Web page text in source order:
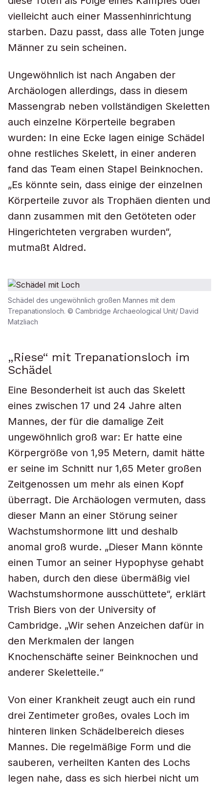
vielleicht auch einer Massenhinrichtung
starben. Dazu passt, dass alle Toten junge
Männer zu sein scheinen.
Ungewöhnlich ist nach Angaben der
Archäologen allerdings, dass in diesem
Massengrab neben vollständigen Skeletten
auch einzelne Körperteile begraben
wurden: In eine Ecke lagen einige Schädel
ohne restliches Skelett, in einer anderen
fand das Team einen Stapel Beinknochen.
„Es könnte sein, dass einige der einzelnen
Körperteile zuvor als Trophäen dienten und
dann zusammen mit den Getöteten oder
Hingerichteten vergraben wurden“,
mutmaßt Aldred.
Schädel des ungewöhnlich großen Mannes mit dem
Trepanationsloch. © Cambridge Archaeological Unit/ David
Matzliach
„Riese“ mit Trepanationsloch im
Schädel
Eine Besonderheit ist auch das Skelett
eines zwischen 17 und 24 Jahre alten
Mannes, der für die damalige Zeit
ungewöhnlich groß war: Er hatte eine
Körpergröße von 1,95 Metern, damit hätte
er seine im Schnitt nur 1,65 Meter großen
Zeitgenossen um mehr als einen Kopf
überragt. Die Archäologen vermuten, dass
dieser Mann an einer Störung seiner
Wachstumshormone litt und deshalb
anomal groß wurde. „Dieser Mann könnte
einen Tumor an seiner Hypophyse gehabt
haben, durch den diese übermäßig viel
Wachstumshormone ausschüttete“, erklärt
Trish Biers von der University of
Cambridge. „Wir sehen Anzeichen dafür in
den Merkmalen der langen
Knochenschäfte seiner Beinknochen und
anderer Skeletteile.“
Von einer Krankheit zeugt auch ein rund
drei Zentimeter großes, ovales Loch im
hinteren linken Schädelbereich dieses
Mannes. Die regelmäßige Form und die
sauberen, verheilten Kanten des Lochs
legen nahe, dass es sich hierbei nicht um